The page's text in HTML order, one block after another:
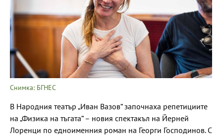
Снимка: БГНЕС
В Народния театър „Иван Вазов“ започнаха репетициите
на „Физика на тъгата“ – новия спектакъл на Йерней
Лоренци по едноименния роман на Георги Господинов. С